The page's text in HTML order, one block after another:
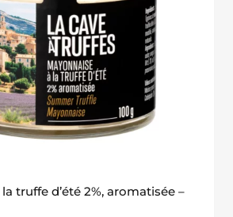
truffe d’été 2%, aromatisée –